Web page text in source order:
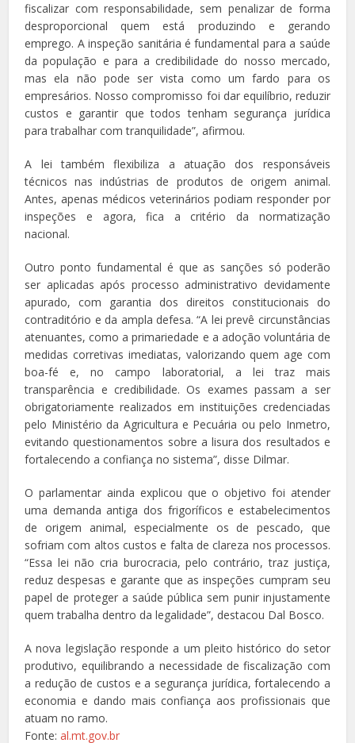
fiscalizar com responsabilidade, sem penalizar de forma
desproporcional quem está produzindo e gerando
emprego. A inspeção sanitária é fundamental para a saúde
da população e para a credibilidade do nosso mercado,
mas ela não pode ser vista como um fardo para os
empresários. Nosso compromisso foi dar equilíbrio, reduzir
custos e garantir que todos tenham segurança jurídica
para trabalhar com tranquilidade”, afirmou.
A lei também flexibiliza a atuação dos responsáveis
técnicos nas indústrias de produtos de origem animal.
Antes, apenas médicos veterinários podiam responder por
inspeções e agora, fica a critério da normatização
nacional.
Outro ponto fundamental é que as sanções só poderão
ser aplicadas após processo administrativo devidamente
apurado, com garantia dos direitos constitucionais do
contraditório e da ampla defesa. “A lei prevê circunstâncias
atenuantes, como a primariedade e a adoção voluntária de
medidas corretivas imediatas, valorizando quem age com
boa-fé e, no campo laboratorial, a lei traz mais
transparência e credibilidade. Os exames passam a ser
obrigatoriamente realizados em instituições credenciadas
pelo Ministério da Agricultura e Pecuária ou pelo Inmetro,
evitando questionamentos sobre a lisura dos resultados e
fortalecendo a confiança no sistema”, disse Dilmar.
O parlamentar ainda explicou que o objetivo foi atender
uma demanda antiga dos frigoríficos e estabelecimentos
de origem animal, especialmente os de pescado, que
sofriam com altos custos e falta de clareza nos processos.
“Essa lei não cria burocracia, pelo contrário, traz justiça,
reduz despesas e garante que as inspeções cumpram seu
papel de proteger a saúde pública sem punir injustamente
quem trabalha dentro da legalidade”, destacou Dal Bosco.
A nova legislação responde a um pleito histórico do setor
produtivo, equilibrando a necessidade de fiscalização com
a redução de custos e a segurança jurídica, fortalecendo a
economia e dando mais confiança aos profissionais que
atuam no ramo.
Fonte:al.mt.gov.br